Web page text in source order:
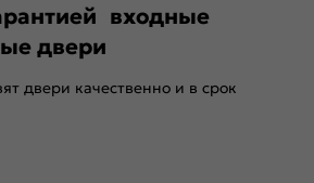
входные
двери
двери качественно и в срок